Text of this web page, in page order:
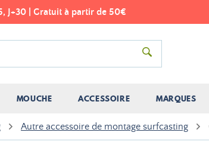
J+30 | Gratuit à partir de 50€
MOUCHE ACCESSOIRE MARQUES
Autre accessoire de montage surfcasting